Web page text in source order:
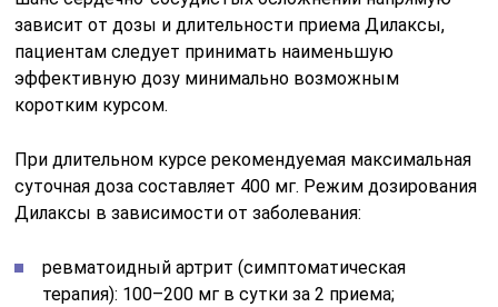
зависит от дозы и длительности приема Дилаксы,
пациентам следует принимать наименьшую
эффективную дозу минимально возможным
коротким курсом.
При длительном курсе рекомендуемая максимальная
суточная доза составляет 400 мг. Режим дозирования
Дилаксы в зависимости от заболевания:
ревматоидный артрит (симптоматическая
терапия): 100–200 мг в сутки за 2 приема;